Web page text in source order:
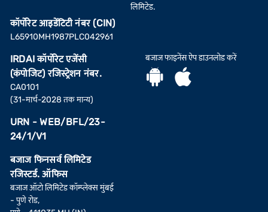
कॉर्पोरेट आइडेंटिटी नंबर (CIN)
L65910MH1987PLC042961
IRDAI कॉर्पोरेट एजेंसी
(कंपोजिट) रजिस्ट्रेशन नंबर.
CA0101
(31-मार्च-2028 तक मान्य)
URN - WEB/BFL/23-
24/1/V1
बजाज फिनसर्व लिमिटेड
रजिस्टर्ड. ऑफिस
बजाज ऑटो लिमिटेड कॉम्प्लेक्स मुंबई
- पुणे रोड,
लिमिटेड.
बजाज फाइनेंस ऐप डाउनलोड करें